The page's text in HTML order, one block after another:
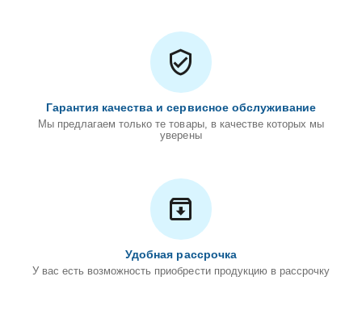
Гарантия качества и сервисное обслуживание
Мы предлагаем только те товары, в качестве которых мы
уверены
Удобная рассрочка
У вас есть возможность приобрести продукцию в рассрочку